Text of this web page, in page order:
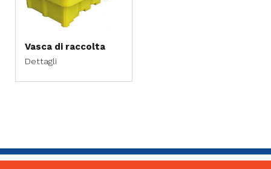
Vasca di raccolta
Dettagli